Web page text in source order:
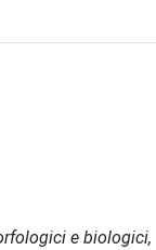
e biologici,